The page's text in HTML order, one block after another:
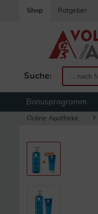
Shop Ratgeber
Suche:
Bonusprogramm
Online Apotheke